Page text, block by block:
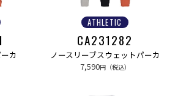
カ
ATHLETIC
CA231282
ノースリーブスウェットパーカ
7,590円（税込）